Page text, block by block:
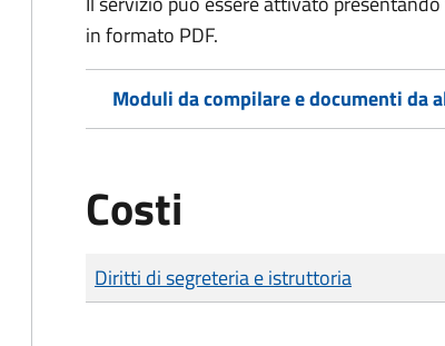
in formato PDF.
Moduli da compilare e documenti da
Costi
Tipo di pagamento
Importo
Diritti di segreteria e istruttoria